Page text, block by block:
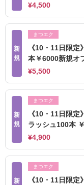
¥4,500
新
規
まつエク
《10・11日限
本￥6000新規オ
¥5,500
新
規
まつエク
《10・11日限
ラッシュ100本
¥4,900
新
まつエク
《10・11日限